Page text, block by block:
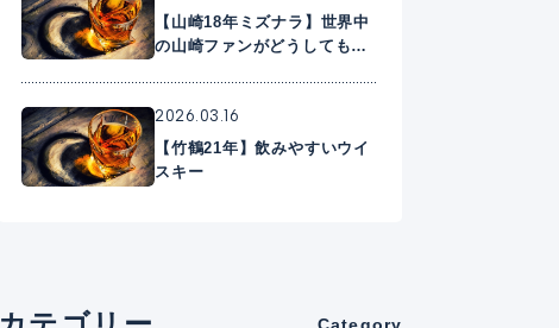
【山崎18年ミズナラ】世界中
の山崎ファンがどうしても手
2026.03.16
【竹鶴21年】飲みやすいウイ
スキー
Category